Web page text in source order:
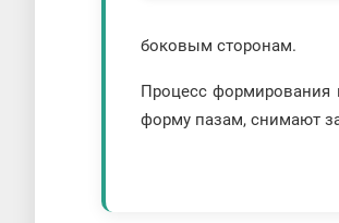
боковым сторонам.
Процесс формирования
форму пазам, снимают